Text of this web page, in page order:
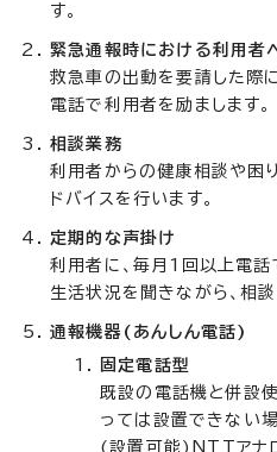
す。
緊急通報時における利用者
救急車の出動を要請した際
電話で利用者を励まします。
相談業務
利用者からの健康相談や困
ドバイスを行います。
定期的な声掛け
利用者に、毎月1回以上電話
生活状況を聞きながら、相談
通報機器 (あんしん電話)
固定電話型
既設の電話機と併設
っては設置できない場
(設置可能)NTTアナ